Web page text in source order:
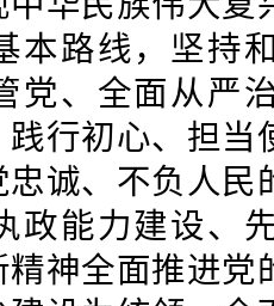
本路线，坚持
党、全面从严
行初心、担当
诚、不负人民
政能力建设、
神全面推进党